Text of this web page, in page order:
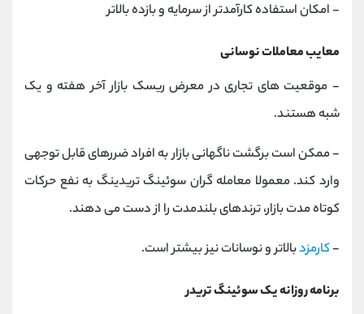
- امکان استفاده کارآمدتر از سرمایه و بازده بالاتر
معایب معاملات نوسانی
- موقعیت های تجاری در معرض ریسک بازار آخر هفته و یک
شبه هستند.
- ممکن است برگشت ناگهانی بازار به افراد ضررهای قابل توجهی
وارد کند. معمولا معامله گران سوئینگ تریدینگ به نفع حرکات
کوتاه مدت بازار، ترندهای بلندمدت را از دست می دهند.
-کارمزدبالاتر و نوسانات نیز بیشتر است.
برنامه روزانه یک سوئینگ تریدر